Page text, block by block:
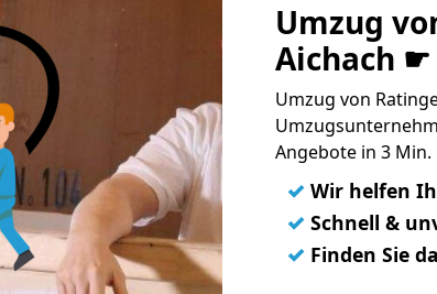
Umzug
Aichach ☛
Umzug von
Angebote in 3 Min.
✓ Wir helfen
✓ Schnell &
✓ Finden Sie